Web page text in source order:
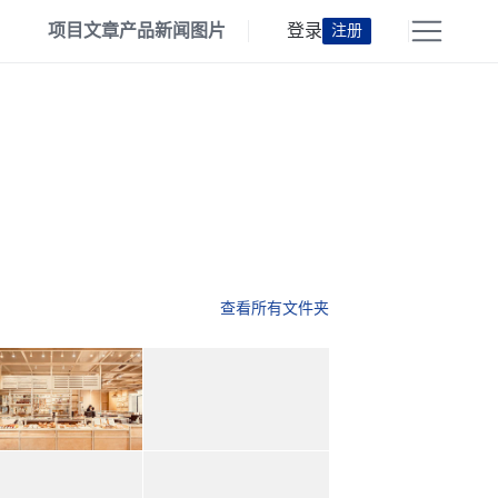
项目文章产品新闻 图片 登录 注册
查看所有文件夹